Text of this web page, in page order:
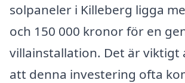
solpaneler i Killeberg ligga
och 150 000 kronor för en
villainstallation. Det är viktigt
att denna investering ofta